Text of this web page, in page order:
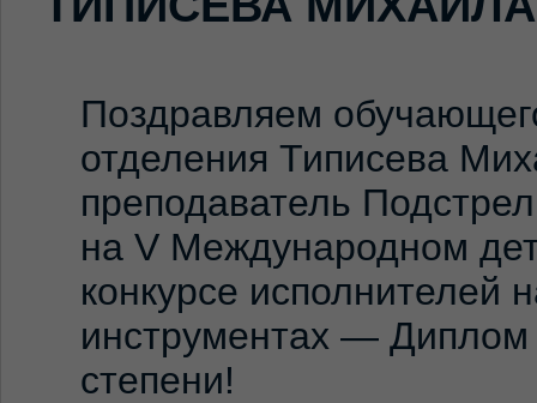
Поздравляем
отделения Типисева
преподаватель
на V Международном
конкурсе исполнителей
инструментах — Диплом
степени!